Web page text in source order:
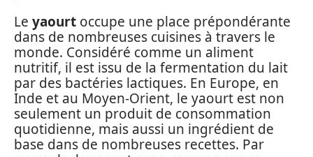
Le yaourt occupe une place prépondérante
dans de nombreuses cuisines à travers le
monde. Considéré comme un aliment
nutritif, il est issu de la fermentation du lait
par des bactéries lactiques. En Europe, en
Inde et au Moyen-Orient, le yaourt est non
seulement un produit de consommation
quotidienne, mais aussi un ingrédient de
base dans de nombreuses recettes. Par